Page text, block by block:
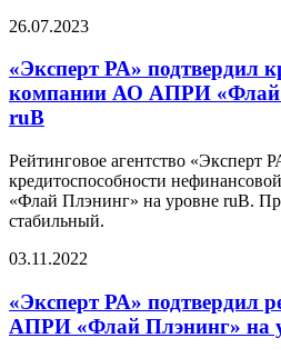
26.07.2023
«Эксперт РА» подтвердил
компании АО АПРИ «Флай
ruB
Рейтинговое агентство «Эксперт
кредитоспособности
«Флай Плэнинг» на уровне ruB.
стабильный.
03.11.2022
«Эксперт РА» подтвердил
АПРИ «Флай Плэнинг» на